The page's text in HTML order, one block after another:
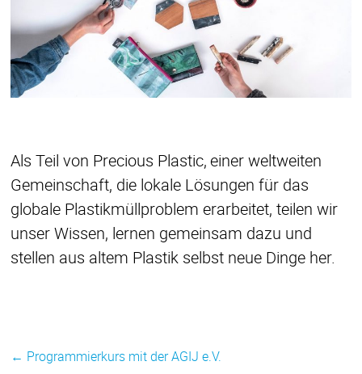
Als Teil von Precious Plastic, einer weltweiten
Gemeinschaft, die lokale Lösungen für das
globale Plastikmüllproblem erarbeitet, teilen wir
unser Wissen, lernen gemeinsam dazu und
stellen aus altem Plastik selbst neue Dinge her.
← Programmierkurs mit der AGIJ e.V.